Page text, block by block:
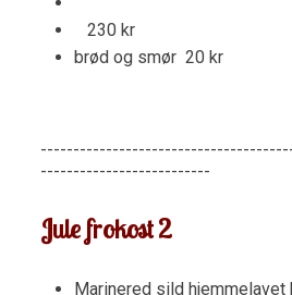
230 kr
brød og smør 20 kr
--------------------------
Jule frokost 2
Marinered sild hjemmelavet